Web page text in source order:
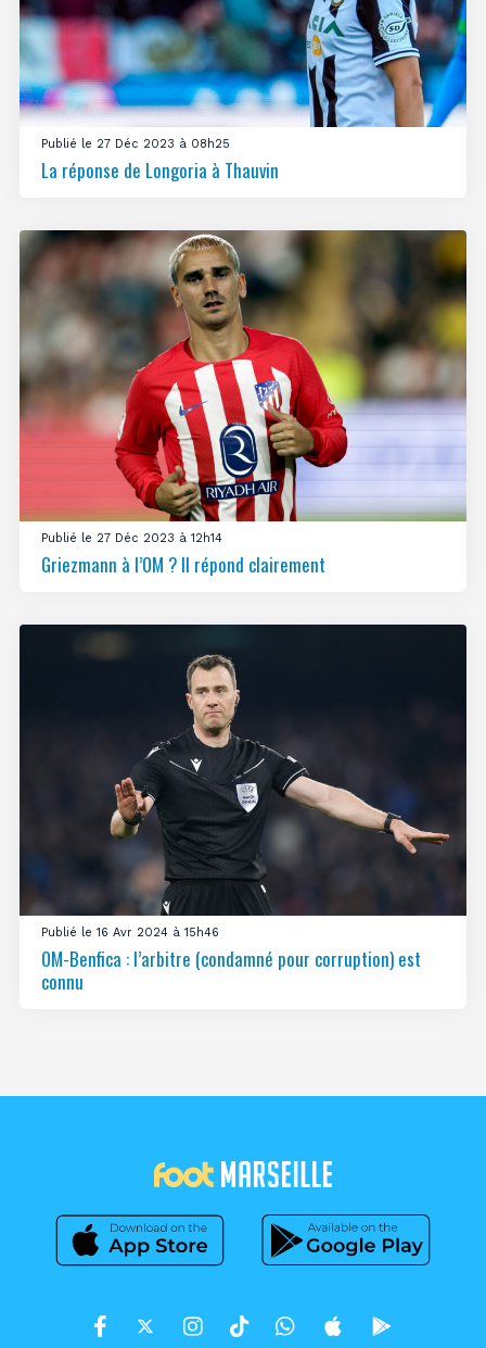
Publié le 27 Déc 2023 à 08h25
La réponse de Longoria à Thauvin
Publié le 27 Déc 2023 à 12h14
Griezmann à l’OM ? Il répond clairement
Publié le 16 Avr 2024 à 15h46
OM-Benfica : l’arbitre (condamné pour corruption) est
connu